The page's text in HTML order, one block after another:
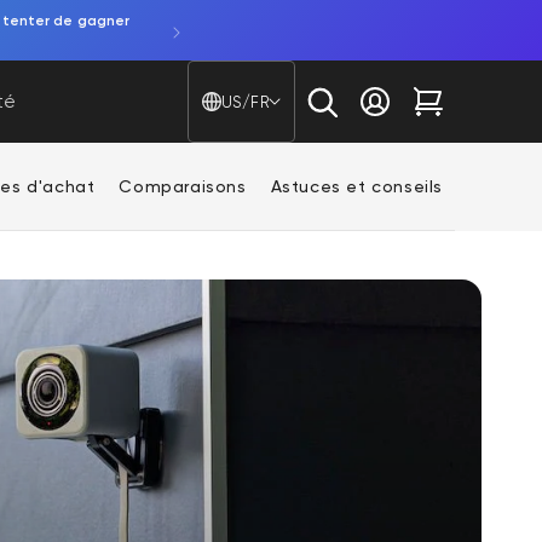
tenter de gagner
Pays/région - Langue
US/FR
Se connecter
Chariot
d'achat Comparaisons Astuces et conseils